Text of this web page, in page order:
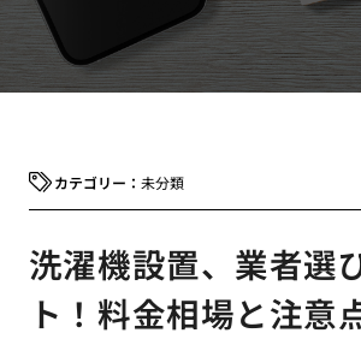
未分類
洗濯機設置、業者選
ト！料金相場と注意